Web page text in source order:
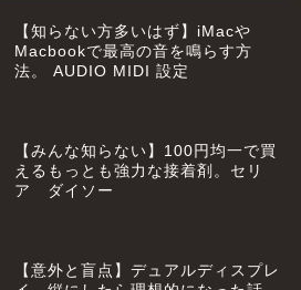
【知らない方多いはず】iMacや
Macbookで最高の音を鳴らす方
法。 AUDIO MIDI 設定
【みんな知らない】100円均一で買
えるもっとも強力な接着剤。セリ
ア ダイソー
【意外と盲点】デュアルディスプレ
home